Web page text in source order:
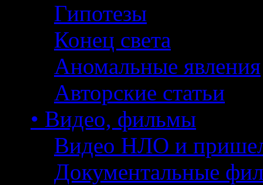
Гипотезы
Конец света
Аномальные явления
Авторские статьи
• Видео, фильмы
Видео НЛО и
Документальные